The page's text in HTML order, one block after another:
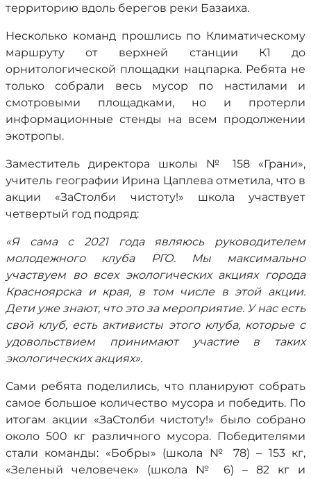
территорию вдоль берегов реки Базаиха.
Несколько команд прошлись по Климатическому
маршруту от верхней станции К1 до
орнитологической площадки нацпарка. Ребята не
только собрали весь мусор по настилами и
смотровыми площадками, но и протерли
информационные стенды на всем продолжении
экотропы.
Заместитель директора школы № 158 «Грани»,
учитель географии Ирина Цаплева отметила, что в
акции «ЗаСтолби чистоту!» школа участвует
четвертый год подряд:
«Я сама с 2021 года являюсь руководителем
молодежного клуба РГО. Мы максимально
участвуем во всех экологических акциях города
Красноярска и края, в том числе в этой акции.
Дети уже знают, что это за мероприятие. У нас есть
свой клуб, есть активисты этого клуба, которые с
удовольствием принимают участие в таких
экологических акциях».
Сами ребята поделились, что планируют собрать
самое большое количество мусора и победить. По
итогам акции «ЗаСтолби чистоту!» было собрано
около 500 кг различного мусора. Победителями
стали команды: «Бобры» (школа № 78) – 153 кг,
«Зеленый человечек» (школа № 6) – 82 кг и